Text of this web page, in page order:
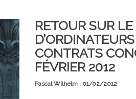
RETOUR SUR
CONTRATS
FÉVRIER 2012
Pascal Wilhelm , 01/02/2012